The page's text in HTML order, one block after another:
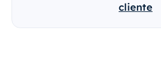
cliente